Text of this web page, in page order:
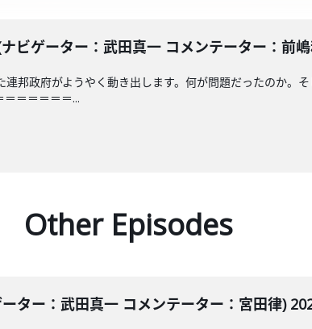
ビゲーター：武田真一 コメンテーター：前
邦政府がようやく動き出します。何が問題だったのか。
＝＝＝＝＝...
Other Episodes
ター：武田真一 コメンテーター：宮田律)